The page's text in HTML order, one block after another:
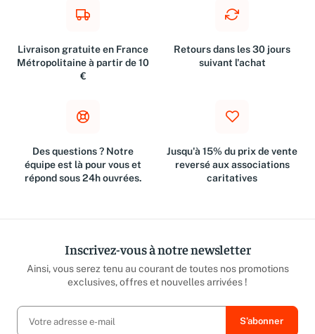
Livraison gratuite en France
Métropolitaine à partir de 10
€
Retours dans les 30 jours
suivant l'achat
Des questions ? Notre
équipe est là pour vous et
répond sous 24h ouvrées.
Jusqu'à 15% du prix de vente
reversé aux associations
caritatives
Inscrivez-vous à notre newsletter
Ainsi, vous serez tenu au courant de toutes nos promotions
exclusives, offres et nouvelles arrivées !